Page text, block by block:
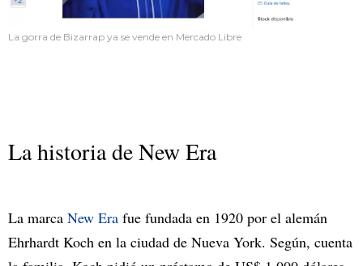
La gorra de Bizarrap ya se vende en Mercado Libre
La historia de New Era
La marca New Era fue fundada en 1920 por el alemán
Ehrhardt Koch en la ciudad de Nueva York. Según, cuenta